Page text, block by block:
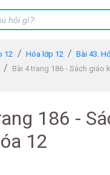
12 Hóa lớp 12
Bài 43.
Bài 4 trang 186 - Sách giáo
186 -
12